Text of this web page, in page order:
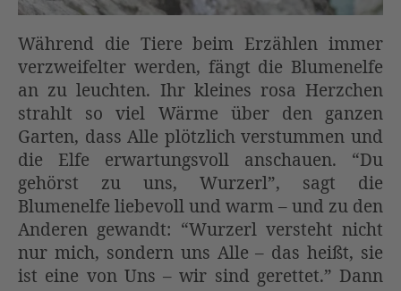
Während die Tiere beim Erzählen immer
verzweifelter werden, fängt die Blumenelfe
an zu leuchten. Ihr kleines rosa Herzchen
strahlt so viel Wärme über den ganzen
Garten, dass Alle plötzlich verstummen und
die Elfe erwartungsvoll anschauen. “Du
gehörst zu uns, Wurzerl”, sagt die
Blumenelfe liebevoll und warm – und zu den
Anderen gewandt: “Wurzerl versteht nicht
nur mich, sondern uns Alle – das heißt, sie
ist eine von Uns – wir sind gerettet.” Dann